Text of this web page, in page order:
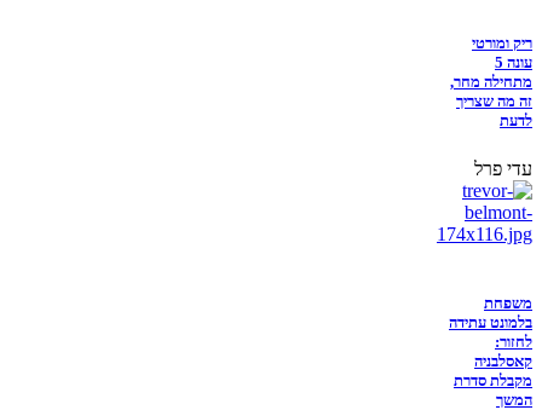
ריק ומורטי
עונה 5
מתחילה מחר,
זה מה שצריך
לדעת
עדי פרל
משפחת
בלמונט עתידה
לחזור:
קאסלבניה
מקבלת סדרת
המשך